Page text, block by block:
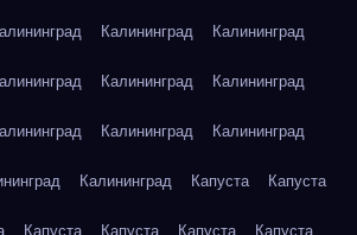
Калининград Калининград
Калининград Калининград
Калининград Калининград
Калининград Капуста Капуста
Капуста Капуста Капуста Капуста